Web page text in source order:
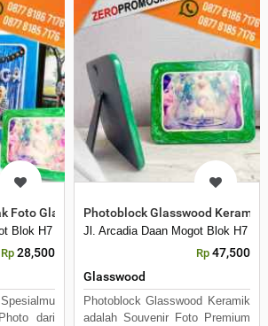
Foto Glasswood Custom Termurah
Blok H7 No 16 Daan Mogot Km 21. Kecamatan
Rp 28,500
dari
Photoblock Glasswood Keramik
Jl. Arcadia Daan Mogot Blok H7
Rp 47,500
Glasswood
Photoblock Glasswood Keramik
adalah Souvenir Foto Premium